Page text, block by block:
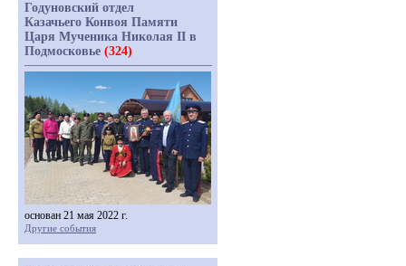
Годуновский отдел
Казачьего Конвоя Памяти
Царя Мученика Николая II в
Подмосковье (324)
основан 21 мая 2022 г.
Другие события